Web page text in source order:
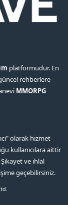
platformudur. En
rehberlere
MMORPG
olarak hizmet
kullanıcılara aittir
ve ihlal
geçebilirsiniz.